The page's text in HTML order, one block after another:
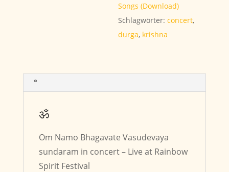
Songs (Download)
Schlagwörter:concert,
durga, krishna
°
ॐ
Om Namo Bhagavate Vasudevaya
sundaram in concert – Live at Rainbow
Spirit Festival